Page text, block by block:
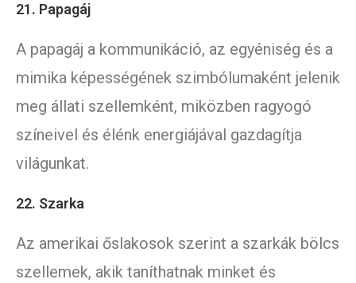
21. Papagáj
A papagáj a kommunikáció, az egyéniség és a
mimika képességének szimbólumaként jelenik
meg állati szellemként, miközben ragyogó
színeivel és élénk energiájával gazdagítja
világunkat.
22. Szarka
Az amerikai őslakosok szerint a szarkák bölcs
szellemek, akik taníthatnak minket és